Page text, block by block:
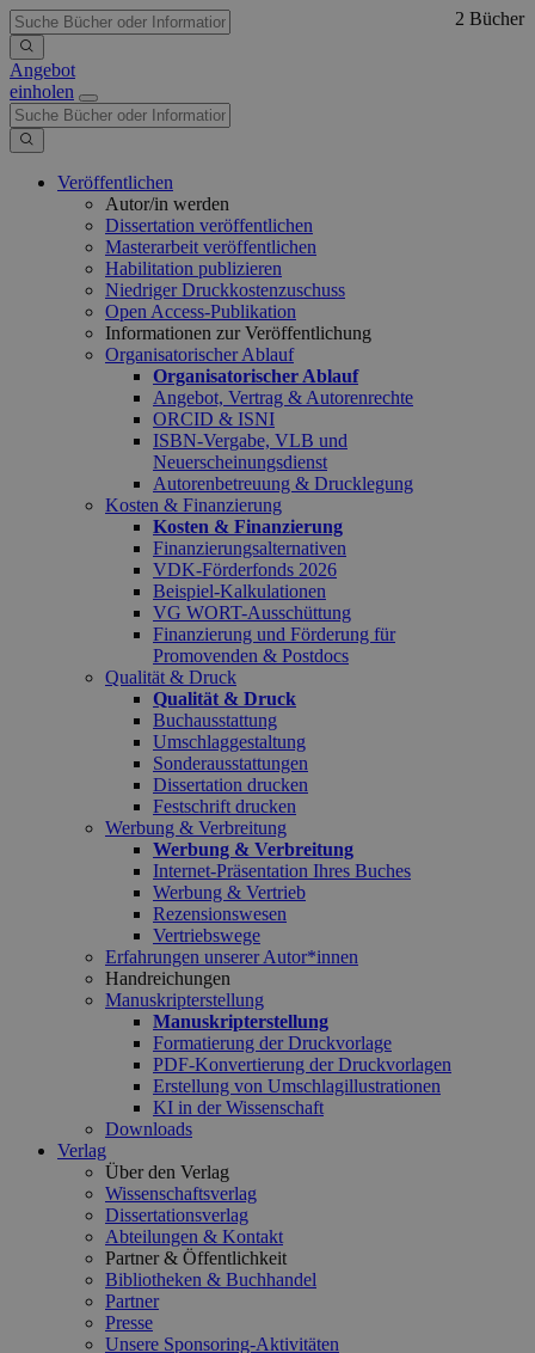
Angebot
einholen
Veröffentlichen
Autor/in werden
Dissertation veröffentlichen
Masterarbeit veröffentlichen
Habilitation publizieren
Niedriger Druckkostenzuschuss
Open Access-Publikation
Informationen zur Veröffentlichung
Organisatorischer Ablauf
Organisatorischer Ablauf
Angebot, Vertrag & Autorenrechte
ORCID & ISNI
ISBN-Vergabe, VLB und
Neuerscheinungsdienst
Autorenbetreuung & Drucklegung
Kosten & Finanzierung
Kosten & Finanzierung
Finanzierungsalternativen
VDK-Förderfonds 2026
Beispiel-Kalkulationen
VG WORT-Ausschüttung
Finanzierung und Förderung für
Promovenden & Postdocs
Qualität & Druck
Qualität & Druck
Buchausstattung
Umschlaggestaltung
Sonderausstattungen
Dissertation drucken
Festschrift drucken
Werbung & Verbreitung
Werbung & Verbreitung
Internet-Präsentation Ihres Buches
Werbung & Vertrieb
Rezensionswesen
Vertriebswege
Erfahrungen unserer Autor*innen
Handreichungen
Manuskripterstellung
Manuskripterstellung
Formatierung der Druckvorlage
PDF-Konvertierung der Druckvorlagen
Erstellung von Umschlagillustrationen
KI in der Wissenschaft
Downloads
Verlag
Über den Verlag
Wissenschaftsverlag
Dissertationsverlag
Abteilungen & Kontakt
Partner & Öffentlichkeit
Bibliotheken & Buchhandel
Partner
Presse
Unsere Sponsoring-Aktivitäten
2 Bücher